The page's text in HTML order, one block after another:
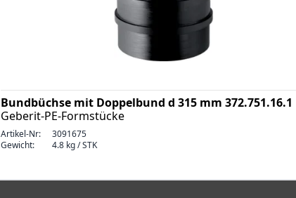
Bundbüchse mit Doppelbund d 315 mm 372.751.16.1
Geberit-PE-Formstücke
Artikel-Nr:
3091675
Gewicht:
4.8 kg / STK